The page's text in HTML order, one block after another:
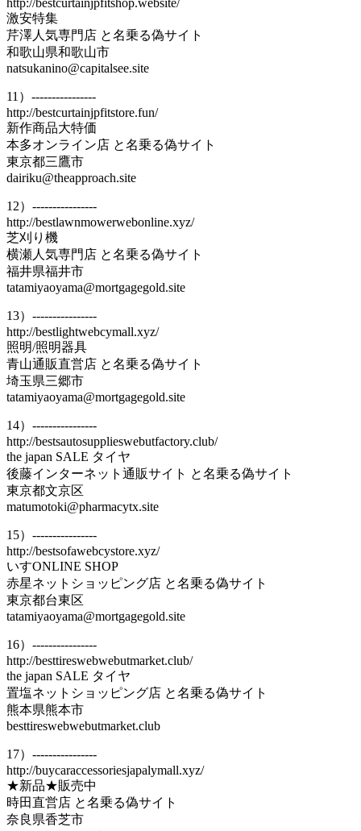
激安特集
芹澤人気専門店 と名乗る偽サイト
和歌山県和歌山市
natsukanino@capitalsee.site
11）----------------
http://bestcurtainjpfitstore.fun/
新作商品大特価
本多オンライン店 と名乗る偽サイト
東京都三鷹市
dairiku@theapproach.site
12）----------------
http://bestlawnmowerwebonline.xyz/
芝刈り機
横瀬人気専門店 と名乗る偽サイト
福井県福井市
tatamiyaoyama@mortgagegold.site
13）----------------
http://bestlightwebcymall.xyz/
照明/照明器具
青山通販直営店 と名乗る偽サイト
埼玉県三郷市
tatamiyaoyama@mortgagegold.site
14）----------------
http://bestsautosupplieswebutfactory.club/
the japan SALE タイヤ
後藤インターネット通販サイト と名乗る偽サイト
東京都文京区
matumotoki@pharmacytx.site
15）----------------
http://bestsofawebcystore.xyz/
いすONLINE SHOP
赤星ネットショッピング店 と名乗る偽サイト
東京都台東区
tatamiyaoyama@mortgagegold.site
16）----------------
http://besttireswebwebutmarket.club/
the japan SALE タイヤ
置塩ネットショッピング店 と名乗る偽サイト
熊本県熊本市
besttireswebwebutmarket.club
17）----------------
http://buycaraccessoriesjapalymall.xyz/
★新品★販売中
時田直営店 と名乗る偽サイト
奈良県香芝市